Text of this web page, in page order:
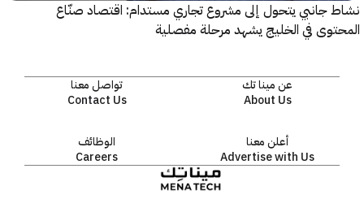
جانبي يتحول إلى مشروع تجاري مستدام: اقتصاد صنّاع
في الخليج يشهد مرحلة مفصلية
عن مينا تك
About Us
تواصل معنا
Contact Us
أعلن معنا
Advertise with Us
الوظائف
Careers